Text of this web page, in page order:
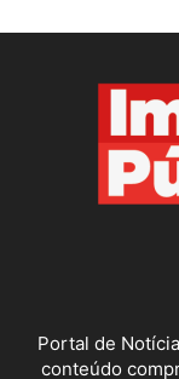
Portal de
conteúdo